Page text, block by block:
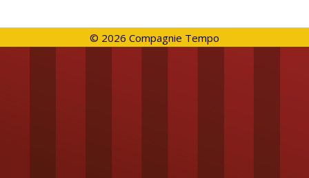
© 2026 Compagnie Tempo